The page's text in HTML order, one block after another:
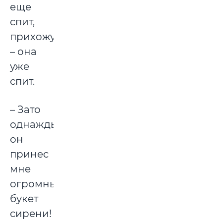
еще
спит,
прихожу
– она
уже
спит.
– Зато
однажды
он
принес
мне
огромный
букет
сирени!